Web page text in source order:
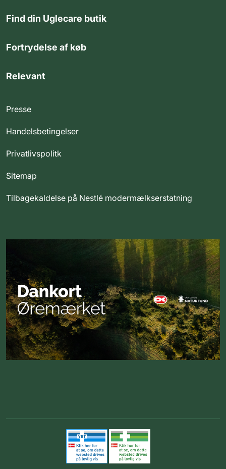
Find din Uglecare butik
Fortrydelse af køb
Relevant
Presse
Handelsbetingelser
Privatlivspolitk
Sitemap
Tilbagekaldelse på Nestlé modermælkserstatning